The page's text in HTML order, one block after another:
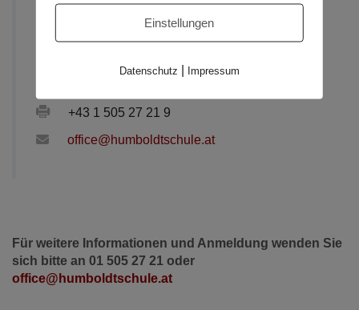
SchülerInnen-Service
+43 1 505 27 21 9
office@humboldtschule.at
Für weitere Informationen und Anmeldung wenden Sie
sich bitte an 01 505 27 21 oder
office@humboldtschule.at
Einstellungen
Datenschutz Impressum